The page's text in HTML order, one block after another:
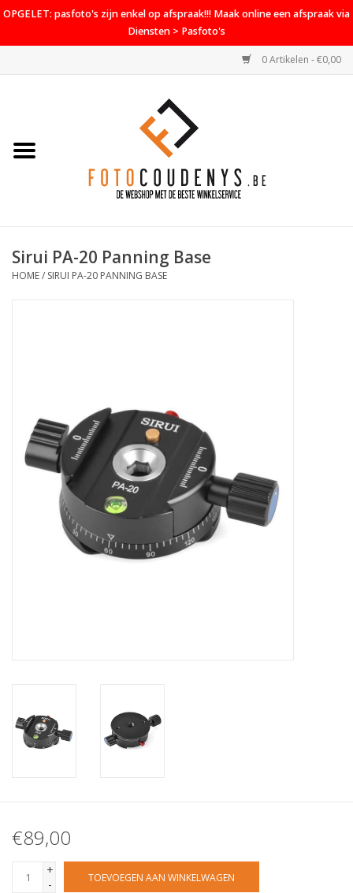
OPGELET: pasfoto's zijn enkel op afspraak!!! Maak online een afspraak via
Diensten > Pasfoto's
0 Artikelen - €0,00
Home
PROMO
Sirui PA-20 Panning Base
HOME/ SIRUI PA-20 PANNING BASE
€89,00
+
-
TOEVOEGEN AAN WINKELWAGEN